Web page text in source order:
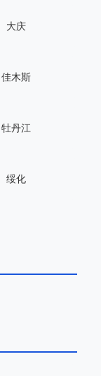
大庆
佳木斯
牡丹江
绥化